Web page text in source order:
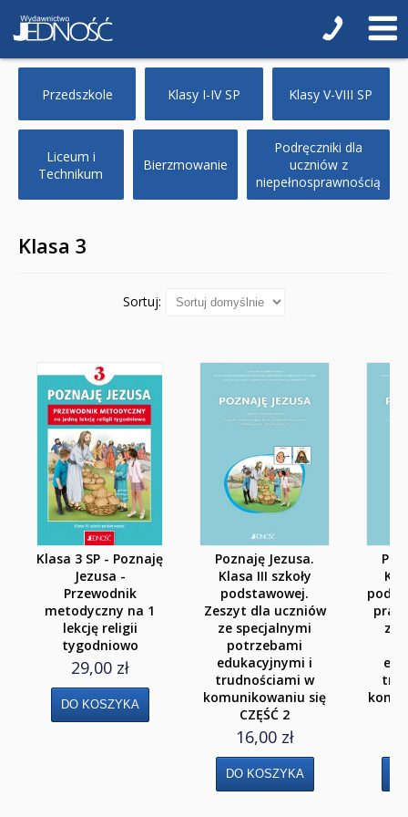
Klasa 1
Klasa 2
Klasa 3
Klasa 4
Klasa 8
Liceum i Technikum
Klasa 1 liceum i technikum
Klasa 2 liceum i technikum
Klasa 3 liceum
Klasa 3/4 technikum
Klasa 4 liceum 5 technikum
Szkoła Branżowa I st.
Klasa 1
Klasa 2
Przedszkole Klasy I-IV SP Klasy V-VIII SP
Liceum i
Technikum
Bierzmowanie
Podręczniki dla
uczniów z
niepełnosprawnością
Klasa 3
Sortuj:
Klasa 3 SP - Poznaję
Jezusa -
Przewodnik
metodyczny na 1
lekcję religii
tygodniowo
29,00 zł
Poznaję Jezusa.
Klasa III szkoły
podstawowej.
Zeszyt dla uczniów
ze specjalnymi
potrzebami
edukacyjnymi i
trudnościami w
komunikowaniu się
CZĘŚĆ 2
16,00 zł
ze